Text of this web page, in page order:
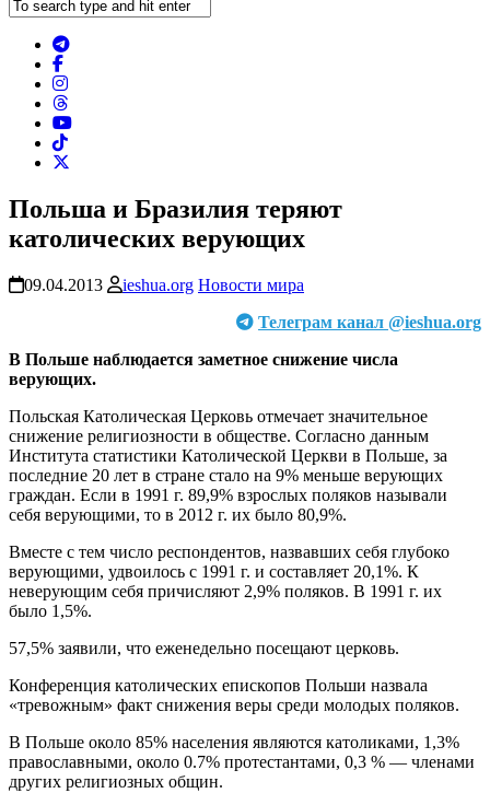
Польша и Бразилия теряют
католических верующих
09.04.2013 ieshua.org Новости мира
Телеграм канал @ieshua.org
В Польше наблюдается заметное снижение числа
верующих.
Польская Католическая Церковь отмечает значительное
снижение религиозности в обществе. Согласно данным
Института статистики Католической Церкви в Польше, за
последние 20 лет в стране стало на 9% меньше верующих
граждан. Если в 1991 г. 89,9% взрослых поляков называли
себя верующими, то в 2012 г. их было 80,9%.
Вместе с тем число респондентов, назвавших себя глубоко
верующими, удвоилось с 1991 г. и составляет 20,1%. К
неверующим себя причисляют 2,9% поляков. В 1991 г. их
было 1,5%.
57,5% заявили, что еженедельно посещают церковь.
Конференция католических епископов Польши назвала
«тревожным» факт снижения веры среди молодых поляков.
В Польше около 85% населения являются католиками, 1,3%
православными, около 0.7% протестантами, 0,3 % — членами
других религиозных общин.